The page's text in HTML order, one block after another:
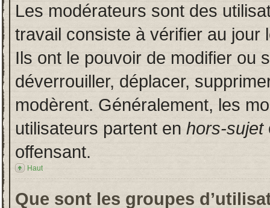
Les modérateurs sont des
travail consiste à vérifier au jour
Ils ont le pouvoir de modifier ou
déverrouiller, déplacer,
modèrent. Généralement, les
utilisateurs partent en hors-sujet
offensant.
Haut
Que sont les groupes